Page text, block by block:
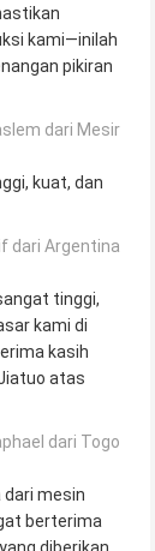
kami—inilah
pikiran
dari Mesir
kuat, dan
dari Argentina
tinggi,
kami di
kasih
atas
dari Togo
dari mesin
berterima